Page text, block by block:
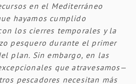
en el Mediterráneo
hayamos cumplido
los cierres temporales y la
pesquero durante el primer
plan. Sin embargo, en las
que atravesamos—
pescadores necesitan más